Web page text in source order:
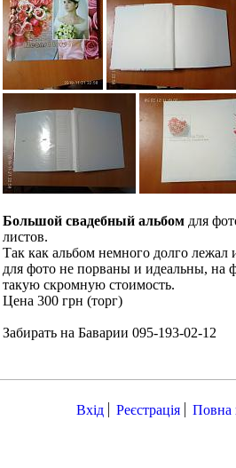
Большой свадебный альбом для
листов.
Так как альбом немного долго лежал
для фото не порваны и идеальны, на
такую скромную стоимость.
Цена 300 грн (торг)
Забирать на Баварии 095-193-02-12
Вхід Реєстрація Повна